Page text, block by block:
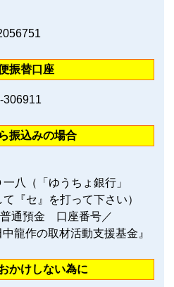
振替口座
振込みの場合
八（「ゆうちょ銀行」
『セ』を打って下さい）
通預金 口座番号／
龍作の取材活動支援基金』
かけしない為に